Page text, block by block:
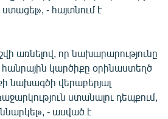
- հայտնում է
առնելով, որ նախարարությունը
կարծիքը օրինաստեղծ
նախագծի վերաբերյալ
ստանալու դեպքում,
- ասված է